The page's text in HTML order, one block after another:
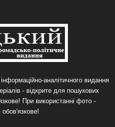
аналітичного видання
- відкрите для пошукових
При використанні фото -